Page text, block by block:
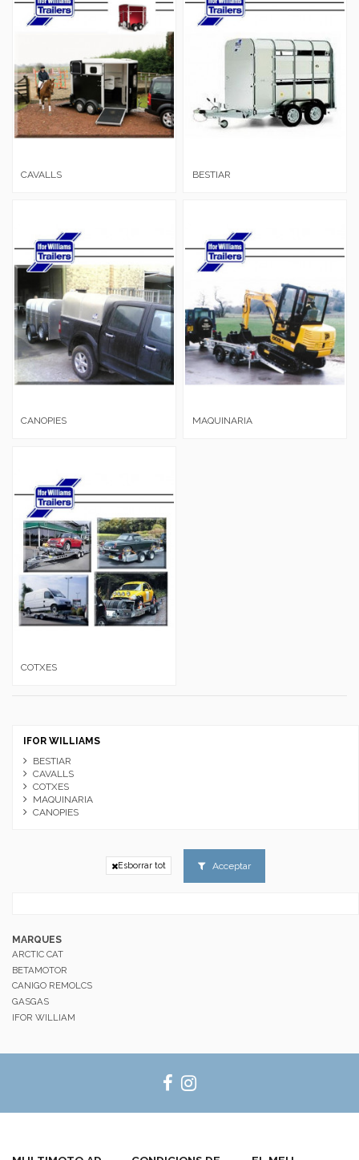
CAVALLS BESTIAR
CANOPIES MAQUINARIA
COTXES
IFOR WILLIAMS
BESTIAR
CAVALLS
COTXES
MAQUINARIA
CANOPIES
Esborrar tot Acceptar
MARQUES
ARCTIC CAT
BETAMOTOR
CANIGO REMOLCS
GASGAS
IFOR WILLIAM